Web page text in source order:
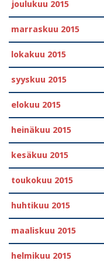
joulukuu 2015
marraskuu 2015
lokakuu 2015
syyskuu 2015
elokuu 2015
heinäkuu 2015
kesäkuu 2015
toukokuu 2015
huhtikuu 2015
maaliskuu 2015
helmikuu 2015